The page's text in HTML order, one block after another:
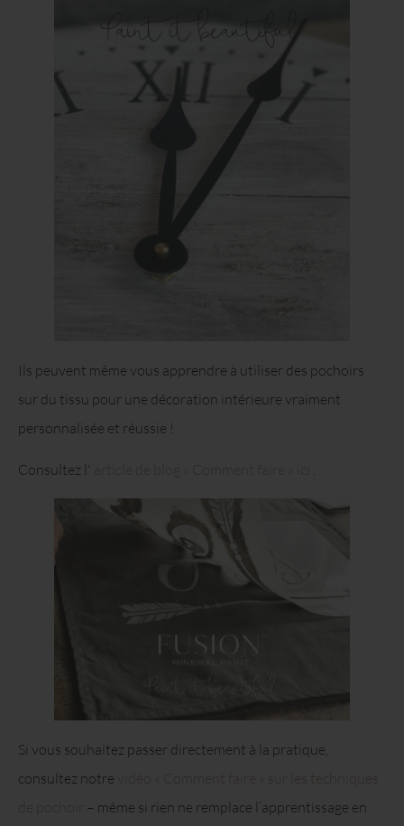
Ils peuvent même vous apprendre à utiliser des pochoirs
sur du tissu pour une décoration intérieure vraiment
personnalisée et réussie !
Consultez l' .
Si vous souhaitez passer directement à la pratique,
consultez notre
– même si rien ne remplace l’apprentissage en